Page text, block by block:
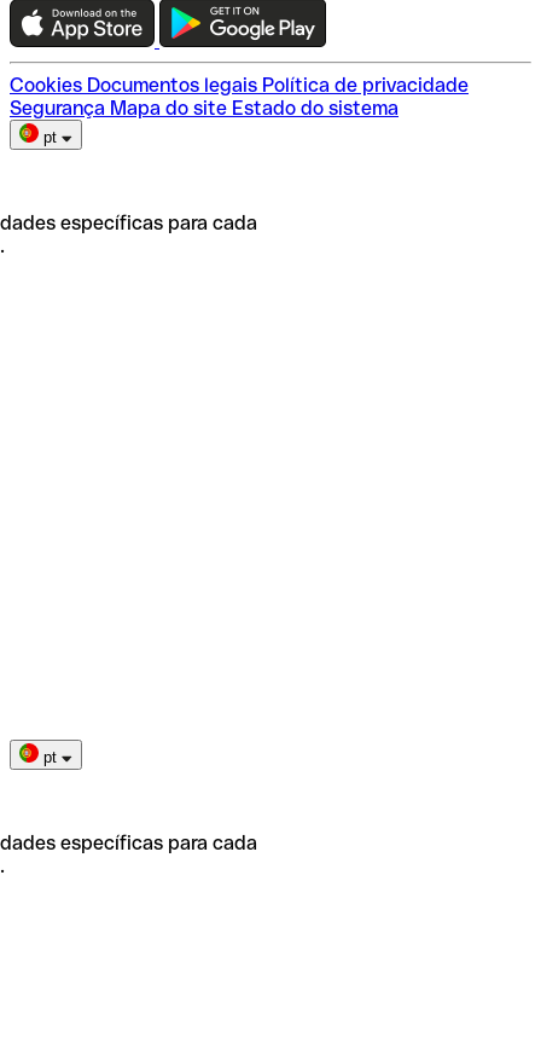
Escolha do plano
Cookies Documentos legais Política de privacidade
Segurança Mapa do site Estado do sistema
pt
específicas para cada
pt
específicas para cada